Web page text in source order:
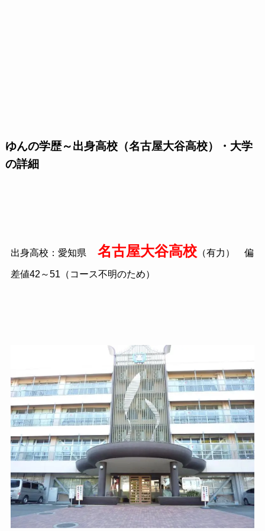
ゆんの学歴～出身高校（名古屋大谷高校）・大学
の詳細
出身高校：愛知県 名古屋大谷高校（有力） 偏
差値42～51（コース不明のため）